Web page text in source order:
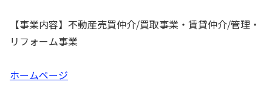
【事業内容】不動産売買仲介/買取事業・賃貸仲介/管理・
リフォーム事業
ホームページ